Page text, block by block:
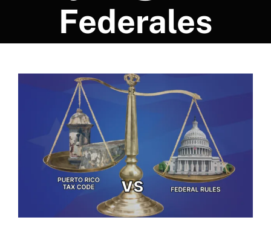
Contacta con nosotros
Programa una consulta
Federales